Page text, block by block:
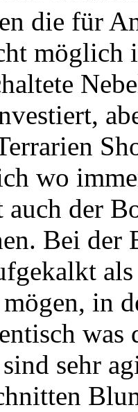
die für
möglich
wo
auch der
Bei der
in
sehr